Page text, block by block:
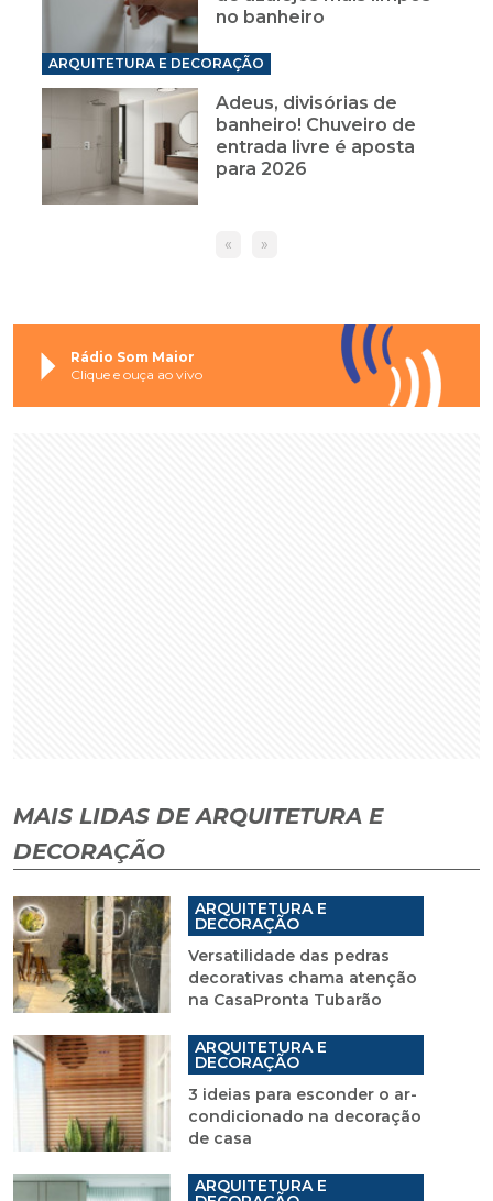
no banheiro
ARQUITETURA E DECORAÇÃO
Adeus, divisórias de
banheiro! Chuveiro de
entrada livre é aposta
para 2026
« »
Rádio Som Maior
Clique e ouça ao vivo
MAIS LIDAS DE ARQUITETURA E
DECORAÇÃO
ARQUITETURA E
DECORAÇÃO
Versatilidade das pedras
decorativas chama atenção
na CasaPronta Tubarão
ARQUITETURA E
DECORAÇÃO
3 ideias para esconder o ar-
condicionado na decoração
de casa
ARQUITETURA E